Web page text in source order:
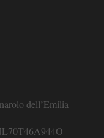
dell’Emilia